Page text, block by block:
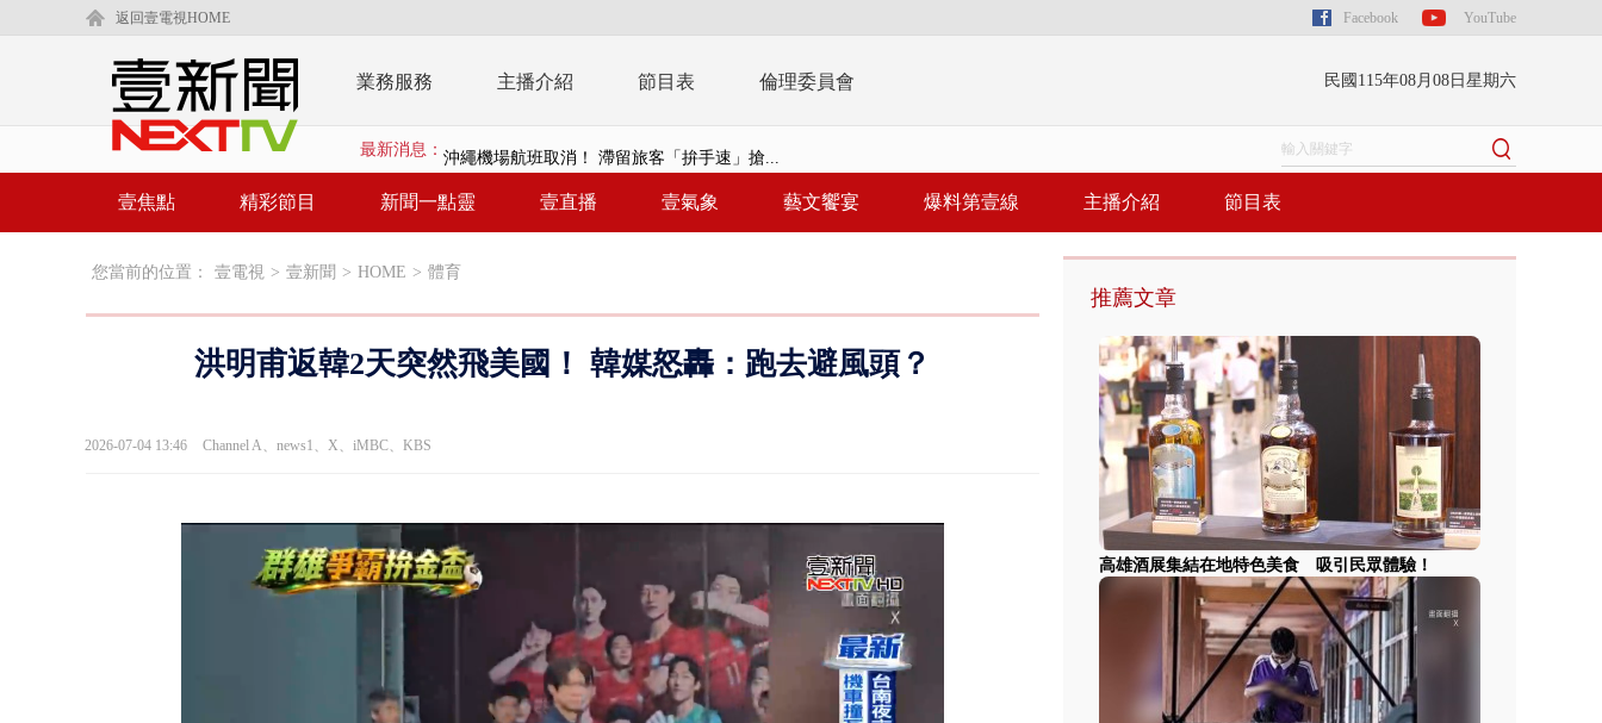
返回壹電視HOME Facebook YouTube
業務服務 主播介紹 節目表 倫理委員會 民國115年08月08日星期六
最新消息： 沖繩機場航班取消！ 滯留旅客「拚手速」搶...
泰國傳嚴重校園槍擊！ 14歲槍手開火釀多師...
父親節限定！ 「一鴨三吃」、「客家攪福」...
白海豚海警！ 雨彈將炸台中以北 不排除明...
壹焦點 精彩節目 新聞一點靈 壹直播 壹氣象 藝文饗宴 爆料第壹線 主播介紹 節目表
您當前的位置： 壹電視 > 壹新聞 > HOME > 體育
洪明甫返韓2天突然飛美國！ 韓媒怒轟：跑去避風頭？
2026-07-04 13:46 Channel A、news1、X、iMBC、KBS
推薦文章
高雄酒展集結在地特色美食 吸引民眾體驗！